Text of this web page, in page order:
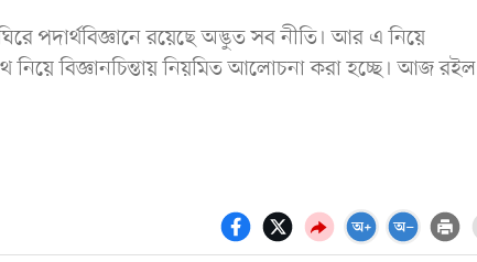
পদার্থবিজ্ঞানে রয়েছে অদ্ভুত সব নীতি। আর এ নিয়ে
নিয়ে বিজ্ঞানচিন্তায় নিয়মিত আলোচনা করা হচ্ছে। আজ রইল